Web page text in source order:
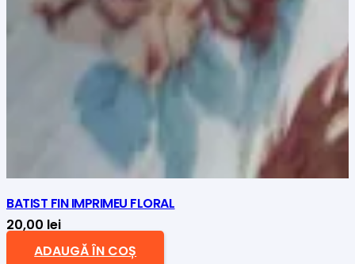
BATIST FIN IMPRIMEU FLORAL
20,00 lei
ADAUGĂ ÎN COȘ